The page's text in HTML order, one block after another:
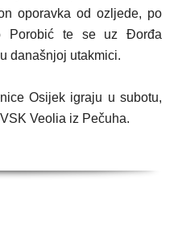
oporavka od ozljede, po
Porobić te se uz Đorđa
današnjoj utakmici.
Osijek igraju u subotu,
Veolia iz Pečuha.